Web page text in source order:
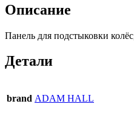
Описание
Панель для подстыковки
Детали
brand ADAM HALL